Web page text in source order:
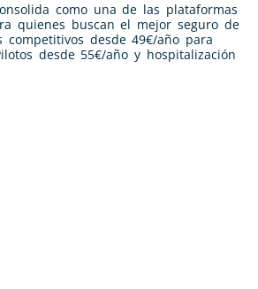
como una de las plataformas
quienes buscan el mejor seguro de
competitivos desde 49€/año para
desde 55€/año y hospitalización